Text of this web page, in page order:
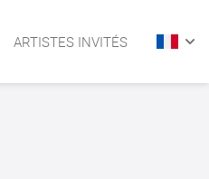
ARTISTES INVITÉS arrow